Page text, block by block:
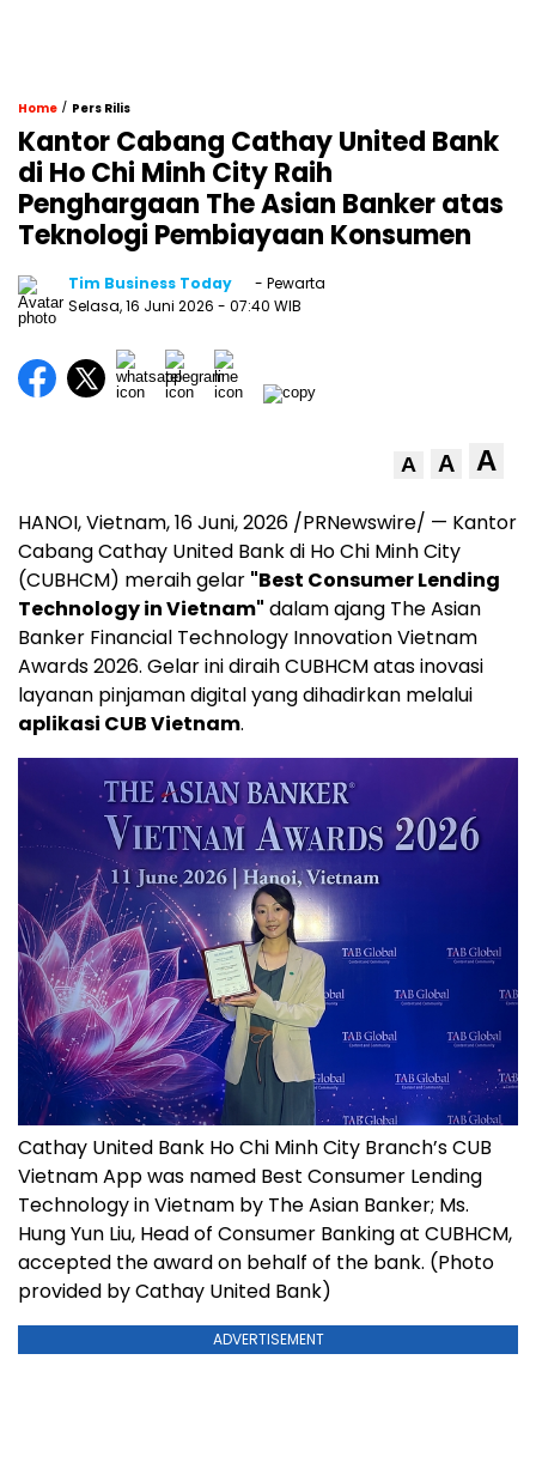
Home / Pers Rilis
Kantor Cabang Cathay United Bank
di Ho Chi Minh City Raih
Penghargaan The Asian Banker atas
Teknologi Pembiayaan Konsumen
Tim Business Today
- Pewarta
Selasa, 16 Juni 2026 - 07:40 WIB
A A A
HANOI, Vietnam,16 Juni, 2026 /PRNewswire/ — Kantor
Cabang Cathay United Bank di Ho Chi Minh City
(CUBHCM) meraih gelar "Best Consumer Lending
Technology in Vietnam" dalam ajang The Asian
Banker Financial Technology Innovation Vietnam
Awards 2026. Gelar ini diraih CUBHCM atas inovasi
layanan pinjaman digital yang dihadirkan melalui
aplikasi CUB Vietnam.
Cathay United Bank Ho Chi Minh City Branch’s CUB
Vietnam App was named Best Consumer Lending
Technology in Vietnam by The Asian Banker; Ms.
Hung Yun Liu, Head of Consumer Banking at CUBHCM,
accepted the award on behalf of the bank. (Photo
provided by Cathay United Bank)
ADVERTISEMENT